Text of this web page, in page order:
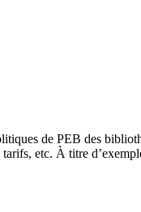
de PEB des
etc. À titre